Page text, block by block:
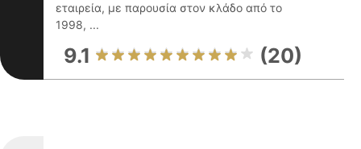
εταιρεία, με παρουσία στον κλάδο από το
1998, ...
9.1 (20)